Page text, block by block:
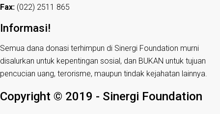
Fax: (022) 2511 865
Informasi!
Semua dana donasi terhimpun di Sinergi Foundation murni
disalurkan untuk kepentingan sosial, dan BUKAN untuk tujuan
pencucian uang, terorisme, maupun tindak kejahatan lainnya.
Copyright © 2019 - Sinergi Foundation